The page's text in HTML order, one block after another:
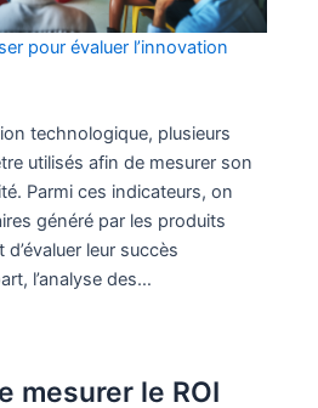
pour évaluer l’innovation
technologique, plusieurs
utilisés afin de mesurer son
Parmi ces indicateurs, on
généré par les produits
leur succès
l’analyse des…
mesurer le ROI